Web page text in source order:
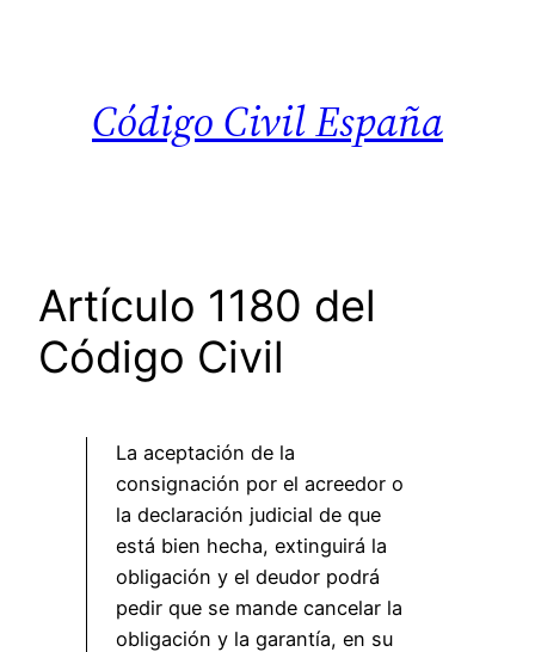
Código Civil España
Artículo 1180 del
Código Civil
La aceptación de la
consignación por el acreedor o
la declaración judicial de que
está bien hecha, extinguirá la
obligación y el deudor podrá
pedir que se mande cancelar la
obligación y la garantía, en su